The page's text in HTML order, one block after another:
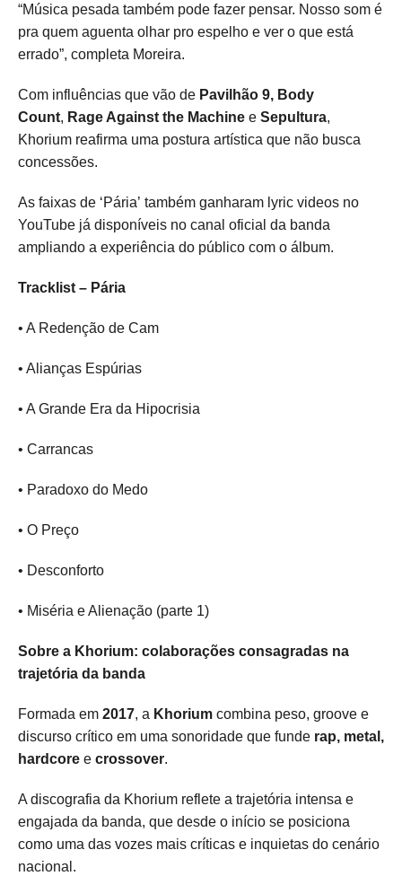
“Música pesada também pode fazer pensar. Nosso som é
pra quem aguenta olhar pro espelho e ver o que está
errado”, completa Moreira.
Com influências que vão de Pavilhão 9, Body
Count, Rage Against the Machine e Sepultura,
Khorium reafirma uma postura artística que não busca
concessões.
As faixas de ‘Pária’ também ganharam lyric videos no
YouTube já disponíveis no canal oficial da banda
ampliando a experiência do público com o álbum.
Tracklist – Pária
• A Redenção de Cam
• Alianças Espúrias
• A Grande Era da Hipocrisia
• Carrancas
• Paradoxo do Medo
• O Preço
• Desconforto
• Miséria e Alienação (parte 1)
Sobre a Khorium: colaborações consagradas na
trajetória da banda
Formada em 2017, a Khorium combina peso, groove e
discurso crítico em uma sonoridade que funde rap, metal,
hardcore e crossover.
A discografia da Khorium reflete a trajetória intensa e
engajada da banda, que desde o início se posiciona
como uma das vozes mais críticas e inquietas do cenário
nacional.